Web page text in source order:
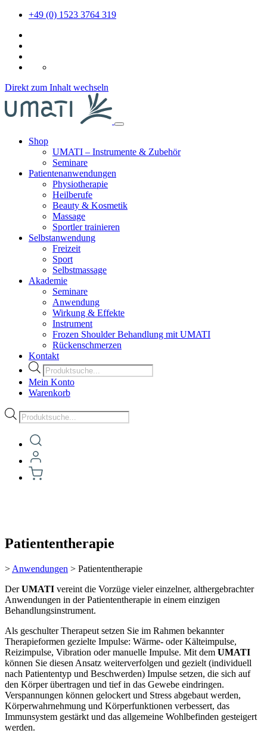
+49 (0) 1523 3764 319
Direkt zum Inhalt wechseln
Shop
UMATI – Instrumente & Zubehör
Seminare
Patientenanwendungen
Physiotherapie
Heilberufe
Beauty & Kosmetik
Massage
Sportler trainieren
Selbstanwendung
Freizeit
Sport
Selbstmassage
Akademie
Seminare
Anwendung
Wirkung & Effekte
Instrument
Frozen Shoulder Behandlung mit UMATI
Rückenschmerzen
Kontakt
Products
search
Mein Konto
Warenkorb
Products
search
Patiententherapie
> Anwendungen > Patiententherapie
DerUMATI vereint die Vorzüge vieler einzelner, althergebrachter
Anwendungen in der Patiententherapie in einem einzigen
Behandlungsinstrument.
Als geschulter Therapeut setzen Sie im Rahmen bekannter
Therapieformen gezielte Impulse: Wärme- oder Kälteimpulse,
Reizimpulse, Vibration oder manuelle Impulse. Mit dem UMATI
können Sie diesen Ansatz weiterverfolgen und gezielt (individuell
nach Patiententyp und Beschwerden) Impulse setzen, die sich auf
den Körper übertragen und tief in das Gewebe eindringen.
Verspannungen können gelockert und Stress abgebaut werden,
Körperwahrnehmung und Körperfunktionen verbessert, das
Immunsystem gestärkt und das allgemeine Wohlbefinden gesteigert
werden.